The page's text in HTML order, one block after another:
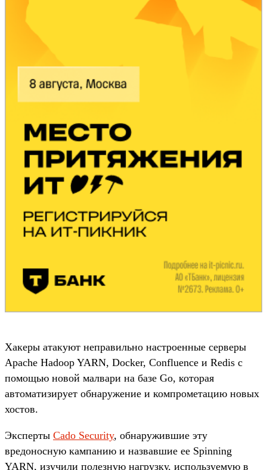
Хакеры атакуют неправильно настроенные серверы
Apache Hadoop YARN, Docker, Confluence и Redis с
помощью новой малвари на базе Go, которая
автоматизирует обнаружение и компрометацию новых
хостов.
Эксперты Cado Security, обнаружившие эту
вредоносную кампанию и назвавшие ее Spinning
YARN, изучили полезную нагрузку, используемую в